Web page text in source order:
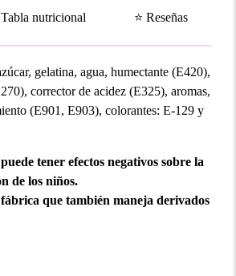
nutricional ⭐ Reseñas
gelatina, agua, humectante (E420),
corrector de acidez (E325), aromas,
(E901, E903), colorantes: E-129 y
tener efectos negativos sobre la
de los niños.
que también maneja derivados